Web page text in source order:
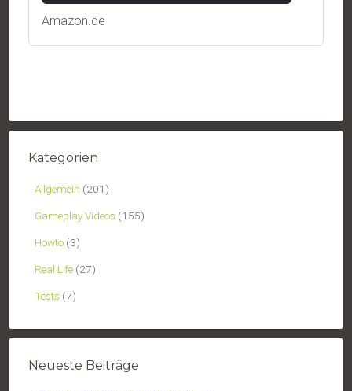
Amazon.de
Kategorien
Allgemein (201)
Gameplay Videos (155)
Howto (3)
Real Life (27)
Tests (7)
Neueste Beiträge